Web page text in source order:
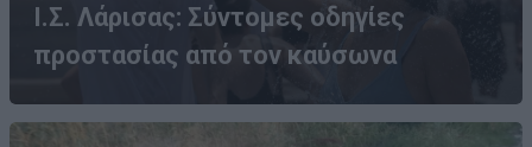
Ι.Σ. Λάρισας: Σύντομες οδηγίες
προστασίας από τον καύσωνα